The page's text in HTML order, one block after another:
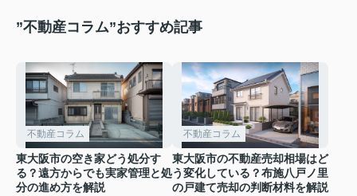
”不動産コラム”おすすめ記事
不動産コラム
東大阪市の空き家どう処分す
る？遠方からでも実家管理と処
分の進め方を解説
不動産コラム
東大阪市の不動産売却相場はど
う変化している？布施八戸ノ里
の戸建て売却の判断材料を解説